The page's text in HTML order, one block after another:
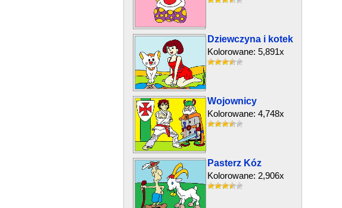
Dziewczyna i kotek
Kolorowane: 5,891x
Wojownicy
Kolorowane: 4,748x
Pasterz Kóz
Kolorowane: 2,906x